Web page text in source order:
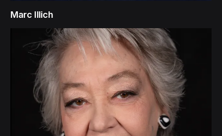
Marc Illich